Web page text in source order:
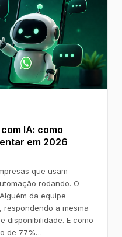
IA: como
em 2026
que usam
rodando. O
da equipe
a mesma
disponibilidade. E como
de 77%…